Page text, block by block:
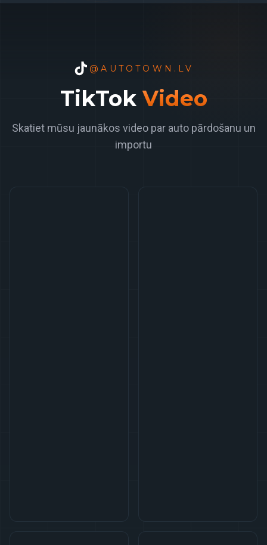
@AUTOTOWN.LV
TikTok Video
Skatiet mūsu jaunākos video par auto pārdošanu un
importu